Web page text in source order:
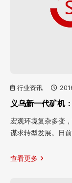
行业资讯
义乌新一代矿机
宏观环境复杂多变
谋求转型发展。日
查看更多